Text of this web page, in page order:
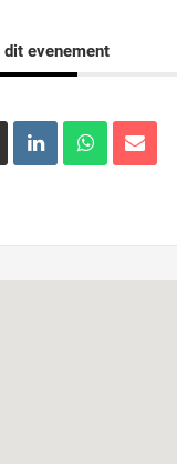
dit evenement